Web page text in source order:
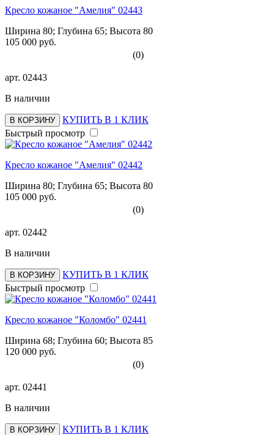
Кресло кожаное "Амелия" 02443
Ширина 80; Глубина 65; Высота 80
105 000 руб.
(0)
арт. 02443
В наличии
В КОРЗИНУ
КУПИТЬ В 1 КЛИК
Быстрый просмотр
Кресло кожаное "Амелия" 02442
Ширина 80; Глубина 65; Высота 80
105 000 руб.
(0)
арт. 02442
В наличии
В КОРЗИНУ
КУПИТЬ В 1 КЛИК
Быстрый просмотр
Кресло кожаное "Коломбо" 02441
Ширина 68; Глубина 60; Высота 85
120 000 руб.
(0)
арт. 02441
В наличии
В КОРЗИНУ
КУПИТЬ В 1 КЛИК